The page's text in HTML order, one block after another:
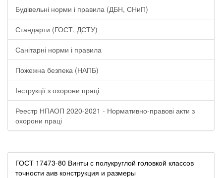
Будівельні норми і правила (ДБН, СНиП)
Стандарти (ГОСТ, ДСТУ)
Санітарні норми і правила
Пожежна безпека (НАПБ)
Інструкції з охорони праці
Реестр НПАОП 2020-2021 - Нормативно-правові акти з
охорони праці
ГОСТ 17473-80 Винты с полукруглой головкой классов
точности аив конструкция и размеры